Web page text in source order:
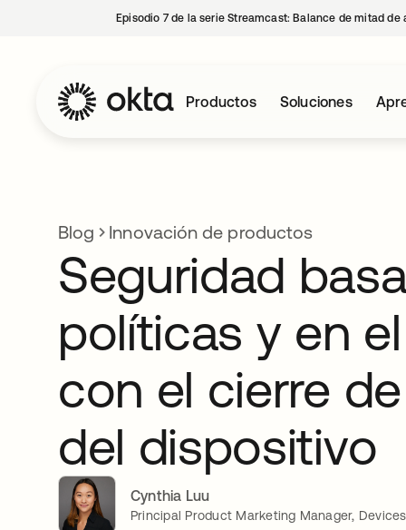
Episodio 7 de la serie Streamcast: Balance de mitad
Productos Soluciones
Blog Innovación de productos
Seguridad
políticas y en
con el cierre
del dispositivo
Cynthia Luu
Principal Product Marketing Manager,